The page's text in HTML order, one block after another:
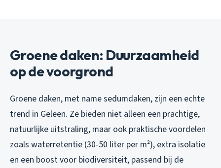
Groene daken: Duurzaamheid
op de voorgrond
Groene daken, met name sedumdaken, zijn een echte
trend in Geleen. Ze bieden niet alleen een prachtige,
natuurlijke uitstraling, maar ook praktische voordelen
zoals waterretentie (30-50 liter per m²), extra isolatie
en een boost voor biodiversiteit, passend bij de